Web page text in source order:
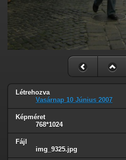
Létrehozva
Vasárnap 10 Június 2007
Képméret
768*1024
Fájl
img_9325.jpg